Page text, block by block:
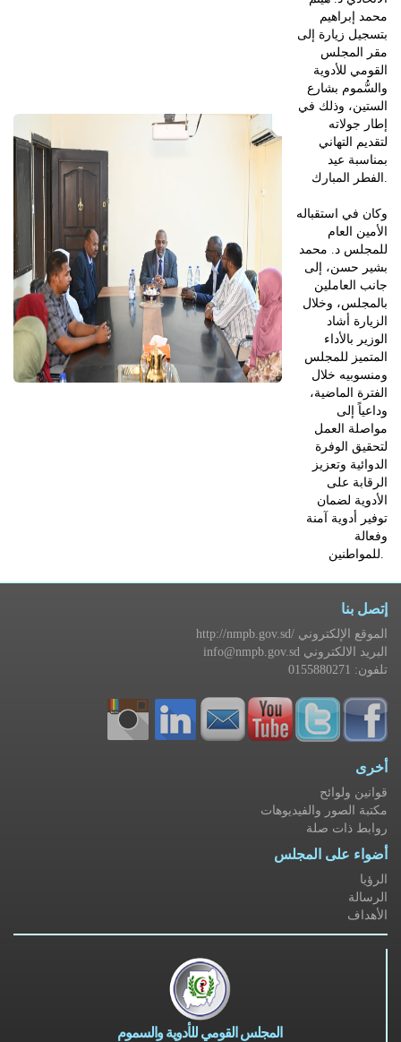
محمد إبراهيم
بتسجيل زيارة إلى
مقر المجلس
القومي للأدوية
والسُّموم بشارع
الستين، وذلك في
إطار جولاته
لتقديم التهاني
بمناسبة عيد
الفطر المبارك.
وكان في استقباله
الأمين العام
للمجلس د. محمد
بشير حسن، إلى
جانب العاملين
بالمجلس، وخلال
الزيارة أشاد
الوزير بالأداء
المتميز للمجلس
ومنسوبيه خلال
الفترة الماضية،
وداعياً إلى
مواصلة العمل
لتحقيق الوفرة
الدوائية وتعزيز
الرقابة على
الأدوية لضمان
توفير أدوية آمنة
وفعالة
للمواطنين.
إتصل بنا
http://nmpb.gov.sd/ الموقع الإلكتروني
info@nmpb.gov.sd البريد الالكتروني
تلفون: 0155880271
أخرى
قوانين ولوائح
مكتبة الصور والفيديوهات
روابط ذات صلة
أضواء على المجلس
الرؤيا
الرسالة
الأهداف
المجلس القومي للأدوية والسموم